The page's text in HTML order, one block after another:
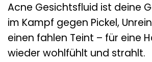
Acne Gesichtsfluid ist deine
im Kampf gegen Pickel,
einen fahlen Teint – für eine
wieder wohlfühlt und strahlt.